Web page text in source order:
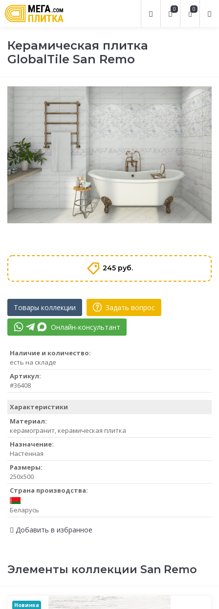
0
0
Керамическая плитка
GlobalTile San Remo
245 руб.
Товары коллекции Задать вопрос
Онлайн-консультант
Наличие и количество:
есть на складе
Артикул:
#36408
Характеристики
Материал:
керамогранит, керамическая плитка
Назначение:
Настенная
Размеры:
250x500
Страна производства:
Беларусь
Добавить в избранное
Элементы коллекции San Remo
Новинка